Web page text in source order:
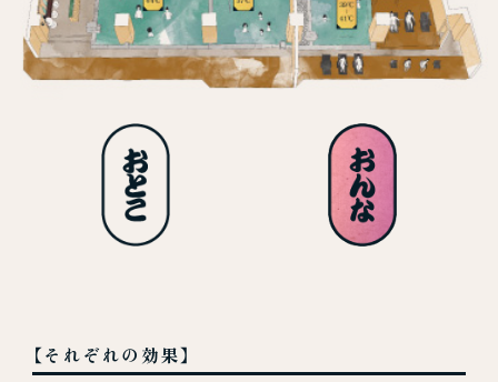
【それぞれの効果】